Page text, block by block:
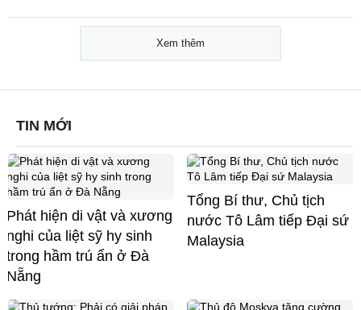
Xem thêm
TIN MỚI
Phát hiện di vật và xương
nghi của liệt sỹ hy sinh
trong hầm trú ẩn ở Đà
Nẵng
Tổng Bí thư, Chủ tịch
nước Tô Lâm tiếp Đại sứ
Malaysia